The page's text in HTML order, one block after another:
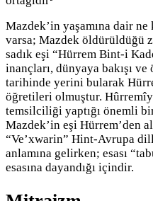
Mazdek’in yaşamına dair
varsa; Mazdek öldürüldüğü
sadık eşi “Hürrem Bint-i
inançları, dünyaya bakışı
tarihinde yerini bularak
öğretileri olmuştur.
temsilciliği yaptığı önemli
Mazdek’in eşi Hürrem’den
“Ve’xwarin” Hint-Avrupa
anlamına gelirken; esası
esasına dayandığı içindir.